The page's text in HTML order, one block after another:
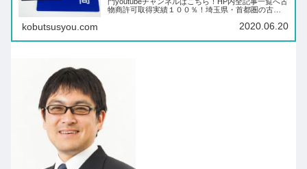
物商許可取得実績１００％！埼玉県・首都圏の古物
むらあきひろ）事務所では古物商許可申請につい
kobutsusyou.com 2020.06.20